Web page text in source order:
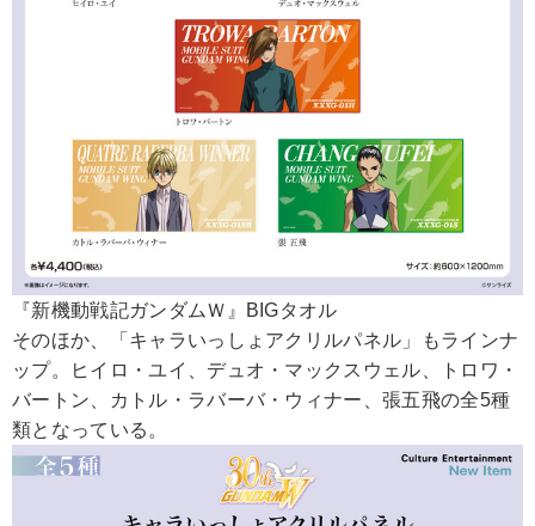
『新機動戦記ガンダムＷ』BIGタオル
そのほか、「キャラいっしょアクリルパネル」もラインナ
ップ。ヒイロ・ユイ、デュオ・マックスウェル、トロワ・
バートン、カトル・ラバーバ・ウィナー、張五飛の全5種
類となっている。